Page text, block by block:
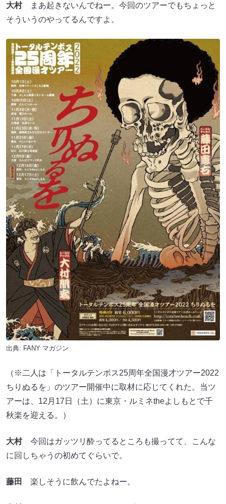
大村まあ起きないんでねー。今回のツアーでもちょっと
そういうのやってるんですよ。
出典: FANY マガジン
（※二人は「トータルテンボス25周年全国漫才ツアー2022
ちりぬるを」のツアー開催中に取材に応じてくれた。当ツ
アーは、12月17日（土）に東京・ルミネtheよしもとで千
秋楽を迎える。）
大村今回はガッツリ酔ってるところも撮ってて、こんな
に回しちゃうの初めてぐらいで。
藤田 楽しそうに飲んでたよねー。